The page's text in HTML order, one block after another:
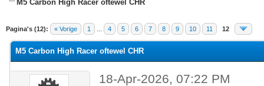
M5 Carbon High Racer oftewel CHR
Pagina's (12): « Vorige 1 4 5 6 7 8 9 10 11 12
waardering is 0
M5 Carbon High Racer oftewel CHR
18-Apr-2026, 07:22 PM